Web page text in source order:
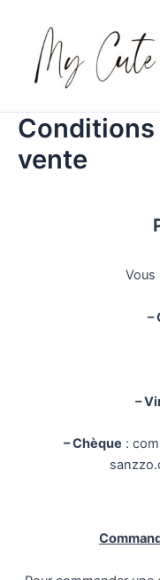
contenu
Conditions
vente
Vous
–
–
– Chèque :